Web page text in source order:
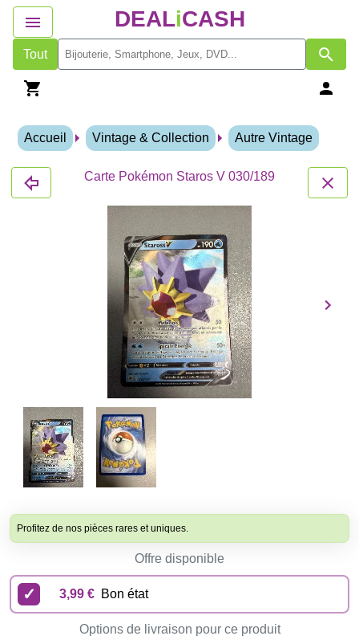
DEALiCASH
Tout
Accueil Vintage & Collection Autre Vintage
Carte Pokémon Staros V 030/189
Profitez de nos pièces rares et uniques.
Offre disponible
3,99 € Bon état
Options de livraison pour ce produit